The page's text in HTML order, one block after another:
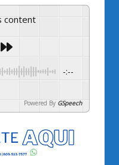
content
-:--
Powered By GSpeech